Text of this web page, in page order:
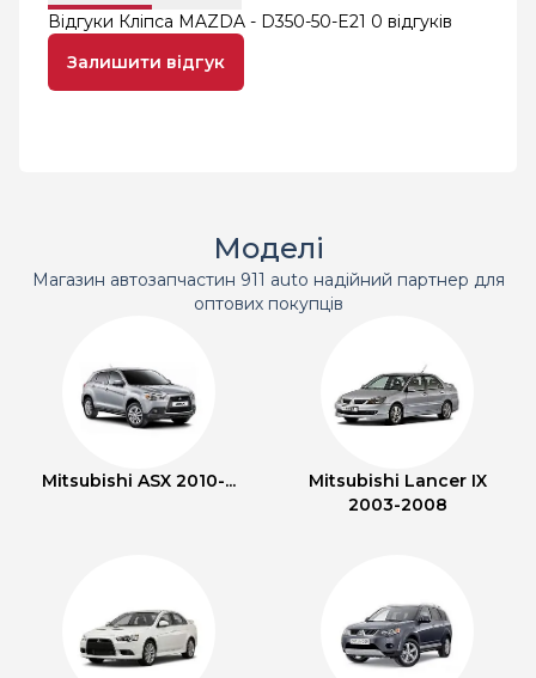
Відгуки Кліпса MAZDA - D350-50-E21 0 відгуків
Залишити відгук
Моделі
Магазин автозапчастин 911 auto надійний партнер для
оптових покупців
Mitsubishi ASX 2010-...
Mitsubishi Lancer IX
2003-2008